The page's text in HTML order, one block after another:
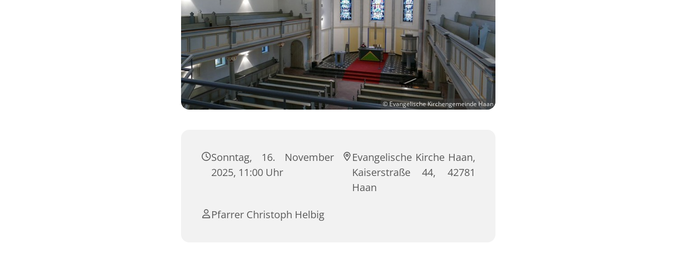
© Evangelische Kirchengemeinde Haan
Sonntag, 16. November
2025, 11:00 Uhr
Evangelische Kirche Haan,
Kaiserstraße 44, 42781
Haan
Pfarrer Christoph Helbig